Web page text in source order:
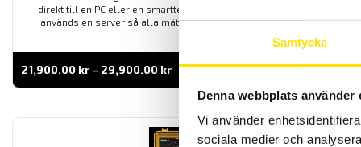
Samtycke
Denna webbplats använder
Vi använder
sociala medier och
direkt till en PC eller en smarttelefon. Med IRD DataView Synch
används en server så alla mätvärden kan ses var man en är.
21,900.00 kr – 29,900.00 krPrisintervall:
till
29,900.00 kr
LÄS MER